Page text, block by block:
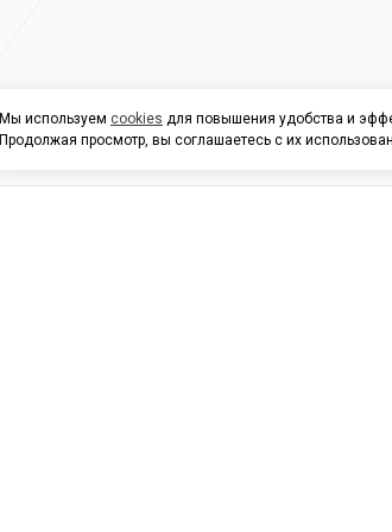
Мы используем cookies для повышения удобства и
Продолжая просмотр, вы соглашаетесь с их